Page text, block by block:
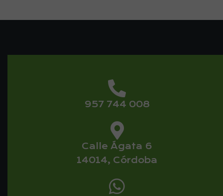
957 744 008
Calle Ágata 6
14014, Córdoba